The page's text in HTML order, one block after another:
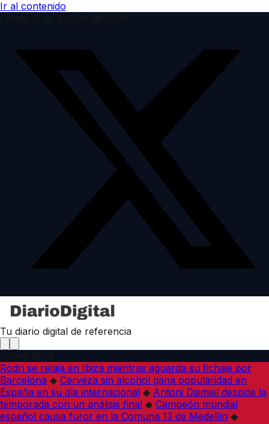
Ir al contenido
Tu diario digital de referencia
Rodri se relaja en Ibiza mientras aguarda su fichaje por
Barcelona ◆ Cerveza sin alcohol gana popularidad en
España en su día internacional ◆ Antoni Daimiel despide la
temporada con un análisis final ◆ Campeón mundial
español causa furor en la Comuna 13 de Medellín ◆